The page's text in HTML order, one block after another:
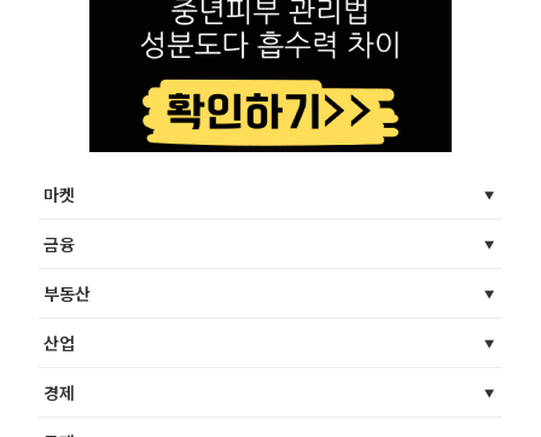
마켓
금융
부동산
산업
경제